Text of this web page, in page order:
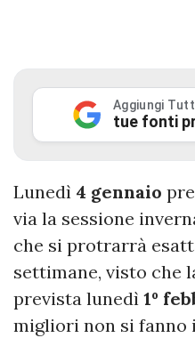
Aggiungi
tue fonti
Lunedì 4 gennaio
via la sessione
che si protrarrà
settimane, visto che
prevista lunedì 1º
migliori non si fanno